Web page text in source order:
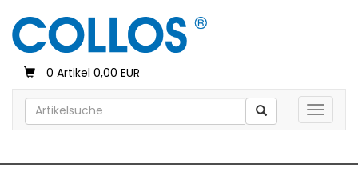
0 Artikel 0,00 EUR
Toggle